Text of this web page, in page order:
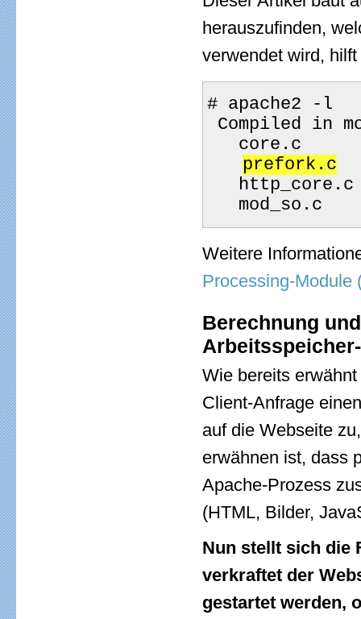
herauszufinden,
verwendet wird,
# apache2 -l
Compiled in
   core.c
prefork.c
   http_core.c
   mod_so.c
Weitere
Processing-Module
Berechnung
Wie bereits
Client-Anfrage
auf die Webseite
erwähnen ist, dass
Apache-Prozess
(HTML, Bilder,
Nun stellt sich die
verkraftet der
gestartet werden,